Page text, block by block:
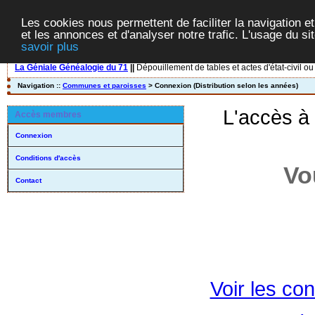
Les cookies nous permettent de faciliter la navigation
et les annonces et d'analyser notre trafic. L'usage du
savoir plus
La Géniale Généalogie du 71 Dépouillement de tables et actes d'état-civil
Navigation :: Communes et paroisses > Connexion (Distribution selon les années)
Accès membres
Connexion
Conditions d'accès
Contact
L'accès
Voir les